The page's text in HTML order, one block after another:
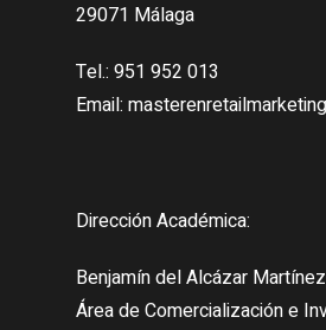
29071 Málaga
Tel.: 951 952 013
Email:
Dirección Académica:
Benjamín del Alcázar Martínez
Área de Comercialización e